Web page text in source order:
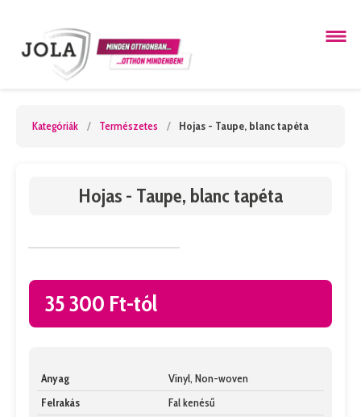
Kategóriák / Természetes / Hojas - Taupe, blanc tapéta
Hojas - Taupe, blanc tapéta
35 300 Ft-tól
Anyag
Vinyl, Non-woven
Felrakás
Fal kenésű